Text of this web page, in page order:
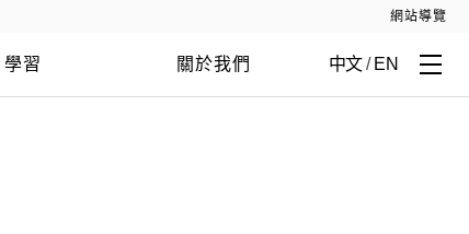
網站導覽
學習 關於我們 中文 / EN